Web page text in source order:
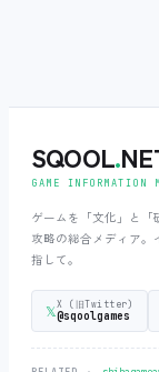
SQOOL.
GAME
ゲームを「文化」と「
攻略の総合メディア。
指して。
𝕏X (旧Twitter)
@sqoolgames